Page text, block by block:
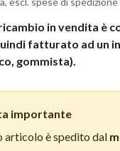
in vendita è
fatturato ad un
gommista).
importante
articolo è spedito dal